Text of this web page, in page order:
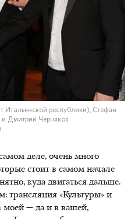
республики), Стефан
Дмитрий Черняков
самом деле, очень много
стоит в самом начале
куда двигаться дальше.
трансляция «Культуры» и
моей — да и в вашей,